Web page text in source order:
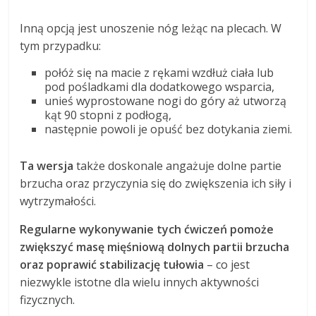
Inną opcją jest unoszenie nóg leżąc na plecach. W
tym przypadku:
połóż się na macie z rękami wzdłuż ciała lub
pod pośladkami dla dodatkowego wsparcia,
unieś wyprostowane nogi do góry aż utworzą
kąt 90 stopni z podłogą,
następnie powoli je opuść bez dotykania ziemi.
Ta wersja także doskonale angażuje dolne partie
brzucha oraz przyczynia się do zwiększenia ich siły i
wytrzymałości.
Regularne wykonywanie tych ćwiczeń pomoże
zwiększyć masę mięśniową dolnych partii brzucha
oraz poprawić stabilizację tułowia – co jest
niezwykle istotne dla wielu innych aktywności
fizycznych.